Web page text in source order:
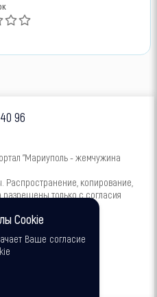
96
"Мариуполь - жемчужина
копирование,
только с согласия
Cookie
Ваше согласие